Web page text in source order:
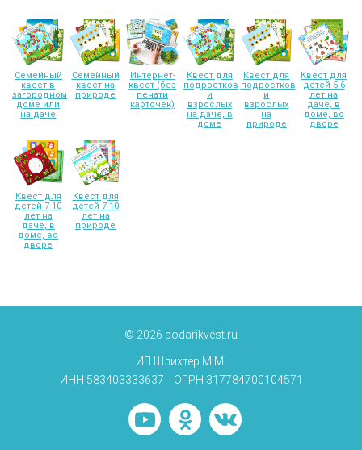
Семейный
квест в
загородном
доме или
на даче
Семейный
квест на
природе
Интернет-
квест (без
печати
карточек)
Квест для
подростков
и
взрослых
на даче, в
доме
Квест для
подростков
и
взрослых
на
природе
Квест для
детей 5-6
лет на
даче, в
доме, во
дворе
Квест для
детей 7-10
лет на
даче, в
доме, во
дворе
Квест для
детей 7-10
лет на
природе
© 2026 podarikvest.ru
ИП Шлихтер М.М.
ИНН 583403333637 ОГРН 317784700104571